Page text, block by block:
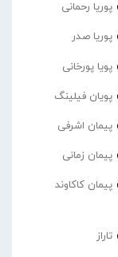
پوریا رحمانی
پوریا صدر
پویا پورخانی
پویان فیلینگ
پیمان اشرفی
پیمان زمانی
پیمان کاکاوند
تاراز